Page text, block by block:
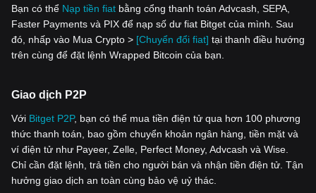
Bạn có thể Nạp tiền fiat bằng cổng thanh toán Advcash, SEPA,
Faster Payments và PIX để nạp số dư fiat Bitget của mình. Sau
đó, nhấp vào Mua Crypto > [Chuyển đổi fiat] tại thanh điều hướng
trên cùng để đặt lệnh Wrapped Bitcoin của bạn.
Giao dịch P2P
Với ‌Bitget P2P, bạn có thể mua tiền điện tử qua hơn 100 phương
thức thanh toán, bao gồm chuyển khoản ngân hàng, tiền mặt và
ví điện tử như Payeer, Zelle, Perfect Money, Advcash và Wise.
Chỉ cần đặt lệnh, trả tiền cho người bán và nhận tiền điện tử. Tận
hưởng giao dịch an toàn cùng bảo vệ uỷ thác.